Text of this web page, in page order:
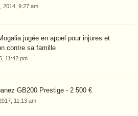
2014, 9:27 am
jugée en appel pour injures et
contre sa famille
11:42 pm
GB200 Prestige - 2 500 €
11:13 am